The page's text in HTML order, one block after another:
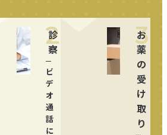
2
診
察
ビ
デ
オ
通
話
に
3
お
薬
の
受
け
取
り